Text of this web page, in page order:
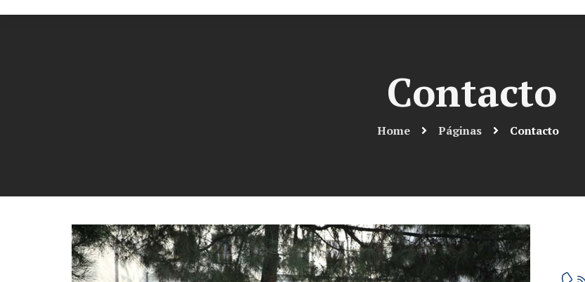
Contacto
Home Páginas Contacto